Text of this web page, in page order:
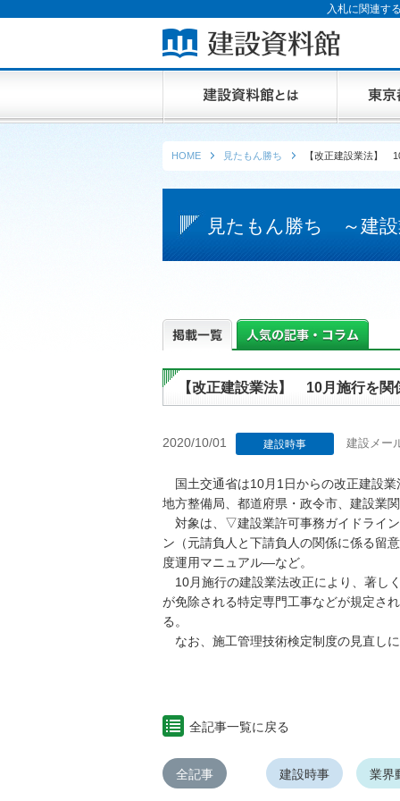
入札に関連す
HOME 見たもん勝ち 【改正建設業法】
見たもん勝ち ～建設
【改正建設業法】 10月施行を関
2020/10/01 建設時事 建設メー
国土交通省は10月1日からの改正建設業
地方整備局、都道府県・政令市、建設業
対象は、▽建設業許可事務ガイドライ
ン（元請負人と下請負人の関係に係る留
度運用マニュアル―など。
10月施行の建設業法改正により、著し
が免除される特定専門工事などが規定さ
る。
なお、施工管理技術検定制度の見直し
全記事一覧に戻る
全記事 建設時事 業界